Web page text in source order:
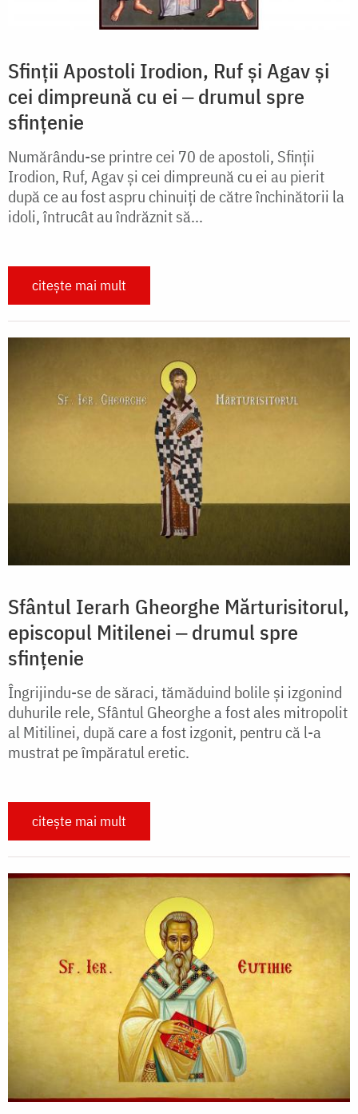
Sfinții Apostoli Irodion, Ruf și Agav și
cei dimpreună cu ei ‒ drumul spre
sfințenie
Numărându-se printre cei 70 de apostoli, Sfinții
Irodion, Ruf, Agav și cei dimpreună cu ei au pierit
după ce au fost aspru chinuiți de către închinătorii la
idoli, întrucât au îndrăznit să...
citește mai mult
Sfântul Ierarh Gheorghe Mărturisitorul,
episcopul Mitilenei ‒ drumul spre
sfințenie
Îngrijindu-se de săraci, tămăduind bolile și izgonind
duhurile rele, Sfântul Gheorghe a fost ales mitropolit
al Mitilinei, după care a fost izgonit, pentru că l-a
mustrat pe împăratul eretic.
citește mai mult